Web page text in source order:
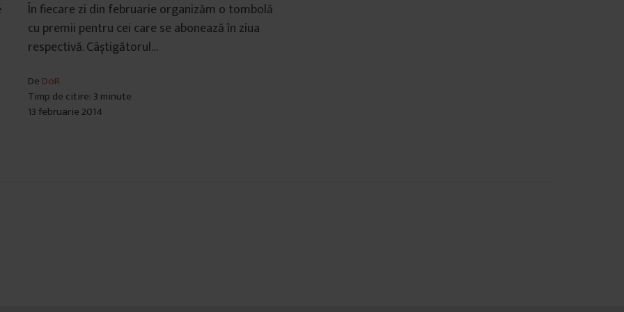
În fiecare zi din februarie organizăm o tombolă
cu premii pentru cei care se abonează în ziua
respectivă. Câștigătorul…
De DoR
Timp de citire: 3 minute
13 februarie 2014